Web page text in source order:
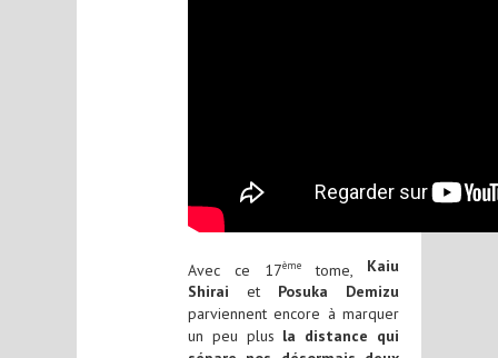
Avec ce 17ème tome, Kaiu
Shirai et Posuka Demizu
parviennent encore à marquer
un peu plus la distance qui